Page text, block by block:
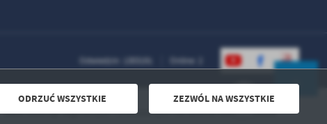
ODRZUĆ WSZYSTKIE ZEZWÓL NA WSZYSTKIE
Odwiedzin: 1303191 Online: 2
Powered by2ClickPortal® - Portale nowej generacji
DO GÓRY
Baza zwierząt zaginionych i znalezionych na terenie Gminy Mrocza